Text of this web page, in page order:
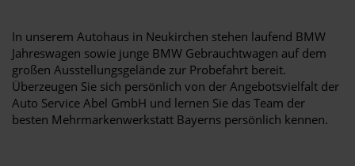
In unserem Autohaus in Neukirchen stehen laufend BMW
Jahreswagen sowie junge BMW Gebrauchtwagen auf dem
großen Ausstellungsgelände zur Probefahrt bereit.
Überzeugen Sie sich persönlich von der Angebotsvielfalt der
Auto Service Abel GmbH und lernen Sie das Team der
besten Mehrmarkenwerkstatt Bayerns persönlich kennen.